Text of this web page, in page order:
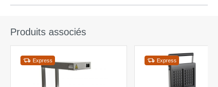
Produits associés
Express Express